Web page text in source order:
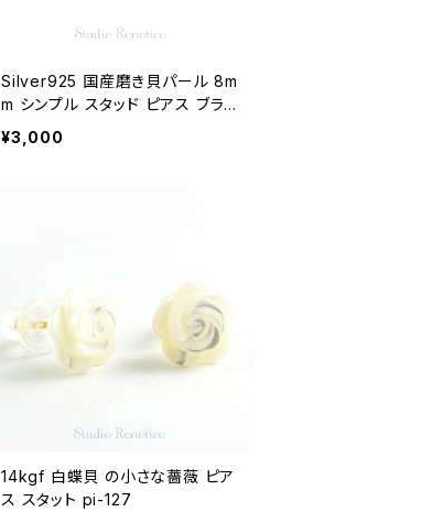
Silver925 国産磨き貝パール 8m
m シンプル スタッド ピアス ブラッ
ク pi-159
¥3,000
14kgf 白蝶貝 の小さな薔薇 ピア
ス スタット pi-127